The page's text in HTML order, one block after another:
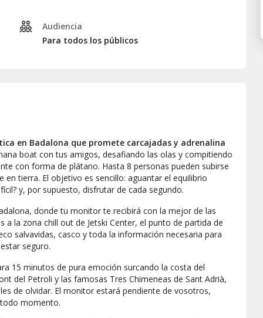
Audiencia
Para todos los públicos
en Badalona que promete carcajadas y adrenalina
boat con tus amigos, desafiando las olas y compitiendo
con forma de plátano. Hasta 8 personas pueden subirse
tierra. El objetivo es sencillo: aguantar el equilibrio
y, por supuesto, disfrutar de cada segundo.
donde tu monitor te recibirá con la mejor de las
a la zona chill out de Jetski Center, el punto de partida de
salvavidas, casco y toda la información necesaria para
seguro.
15 minutos de pura emoción surcando la costa del
del Petroli y las famosas Tres Chimeneas de Sant Adrià,
de olvidar. El monitor estará pendiente de vosotros,
momento.